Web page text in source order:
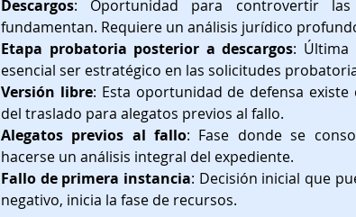
Descargos: Oportunidad para controvertir
fundamentan. Requiere un análisis jurídico
Etapa probatoria posterior a descargos: Última
esencial ser estratégico en las solicitudes
Versión libre: Esta oportunidad de defensa
del traslado para alegatos previos al fallo.
Alegatos previos al fallo: Fase donde se
hacerse un análisis integral del expediente.
Fallo de primera instancia: Decisión inicial que
negativo, inicia la fase de recursos.